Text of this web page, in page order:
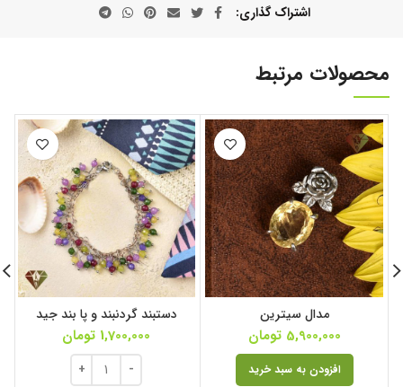
اشتراک گذاری
محصولات مرتبط
مدال سیترین
5,900,000 تومان
افزودن به سبد خرید
دستبند گردنبند و پا بند جید
1,700,000 تومان